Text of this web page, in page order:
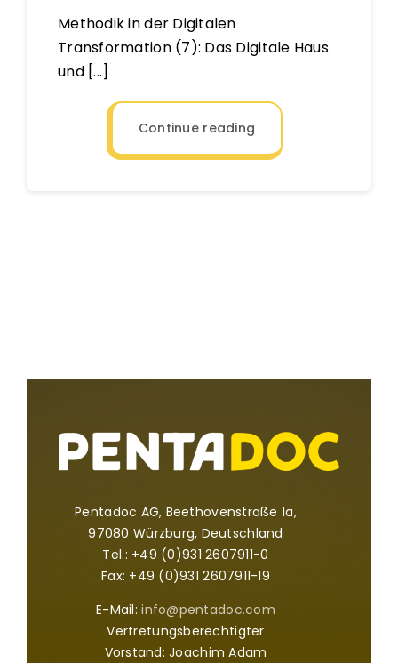
Methodik in der Digitalen
Transformation (7): Das Digitale Haus
und [...]
Continue reading
Pentadoc AG, Beethovenstraße 1a,
97080 Würzburg, Deutschland
Tel.: +49 (0)931 2607911-0
Fax: +49 (0)931 2607911-19
E-Mail:info@pentadoc.com
Vertretungsberechtigter
Vorstand: Joachim Adam